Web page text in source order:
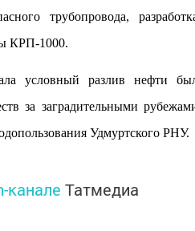
трубопровода,
КРП-1000.
условный разлив нефти
за заградительными
Удмуртского РНУ.
канале Татмедиа